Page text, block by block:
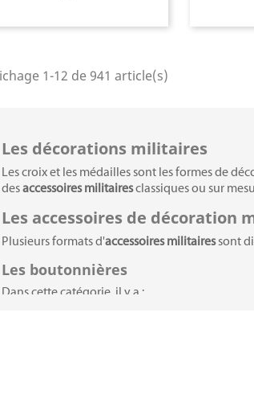
1-12 de 941 article(s)
Les décorations militaires
Les croix et les médailles sont les formes de
desaccessoires militairesclassiques ou sur
Les accessoires de décoration
Plusieurs formats d'accessoires militairessont
Les boutonnières
Dans cette catégorie, il y a :